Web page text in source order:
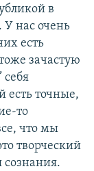
в
У нас очень
есть
зачастую
себя
есть точные,
то
что мы
творческий
сознания.